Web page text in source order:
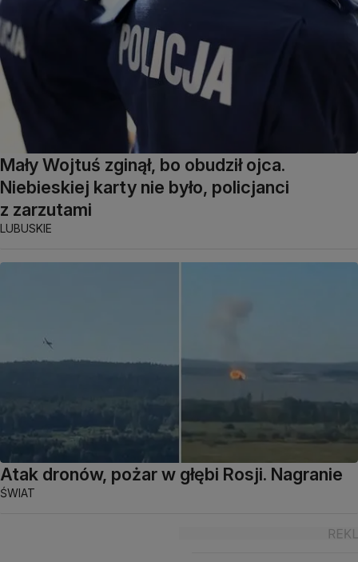
Mały Wojtuś zginął, bo obudził ojca.
Niebieskiej karty nie było, policjanci
z zarzutami
LUBUSKIE
Atak dronów, pożar w głębi Rosji. Nagranie
ŚWIAT